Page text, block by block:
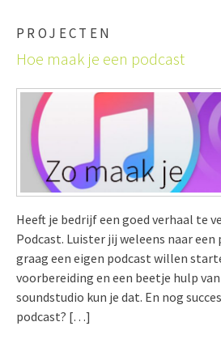
PROJECTEN
Hoe maak je een podcast
Heeft je bedrijf een goed verhaal te
Podcast. Luister jij weleens naar een
graag een eigen podcast willen
voorbereiding en een beetje hulp
soundstudio kun je dat. En nog
podcast? […]